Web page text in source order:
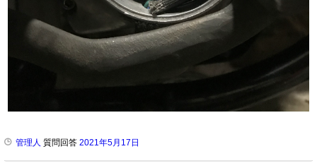
管理人 質問回答 2021年5月17日